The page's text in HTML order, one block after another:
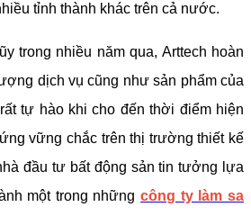
tỉnh thành khác trên cả nước.
trong nhiều năm qua, Arttech hoàn
dịch vụ cũng như sản phẩm của
tự hào khi cho đến thời điểm hiện
vững chắc trên thị trường thiết kế
đầu tư bất động sản tin tưởng lựa
một trong nhữngcông ty làm sa